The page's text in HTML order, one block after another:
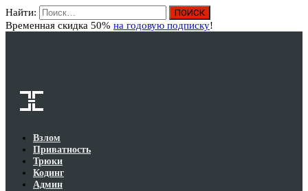
Найти:
Временная скидка 50% на годовую подписку!
Взлом
Приватность
Трюки
Кодинг
Админ